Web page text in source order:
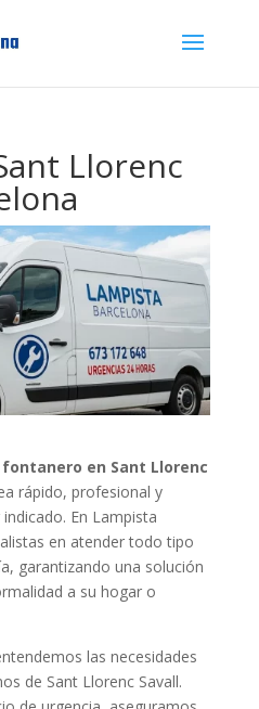
Llorenc
fontanero en Sant Llorenc
rápido, profesional y
En Lampista
en atender todo tipo
garantizando una solución
a su hogar o
las necesidades
de Sant Llorenc Savall.